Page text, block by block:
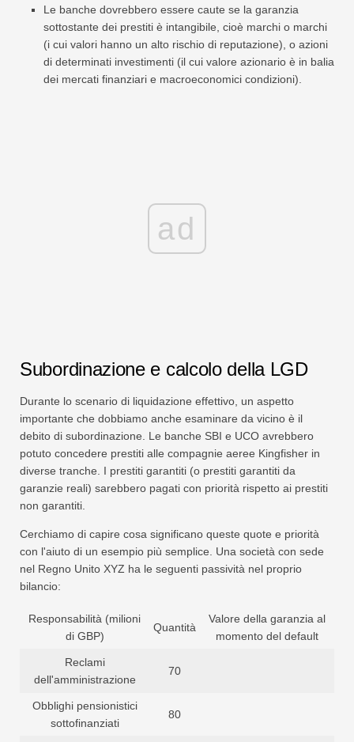
Le banche dovrebbero essere caute se la garanzia
sottostante dei prestiti è intangibile, cioè marchi o marchi
(i cui valori hanno un alto rischio di reputazione), o azioni
di determinati investimenti (il cui valore azionario è in balia
dei mercati finanziari e macroeconomici condizioni).
ad
Subordinazione e calcolo della LGD
Durante lo scenario di liquidazione effettivo, un aspetto
importante che dobbiamo anche esaminare da vicino è il
debito di subordinazione. Le banche SBI e UCO avrebbero
potuto concedere prestiti alle compagnie aeree Kingfisher in
diverse tranche. I prestiti garantiti (o prestiti garantiti da
garanzie reali) sarebbero pagati con priorità rispetto ai prestiti
non garantiti.
Cerchiamo di capire cosa significano queste quote e priorità
con l'aiuto di un esempio più semplice. Una società con sede
nel Regno Unito XYZ ha le seguenti passività nel proprio
bilancio:
Responsabilità (milioni
di GBP)
Quantità
Valore della garanzia al
momento del default
Reclami
dell'amministrazione
70
Obblighi pensionistici
sottofinanziati
80